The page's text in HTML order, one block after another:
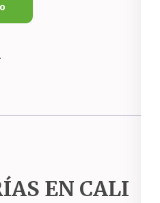
EN CALI